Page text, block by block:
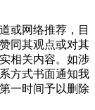
或网络推荐，目
同其观点或对其
相关内容。如涉
方式书面通知我
一时间予以删除